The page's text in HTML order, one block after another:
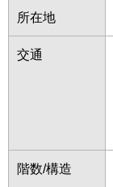
所在地
交通
階数/構造